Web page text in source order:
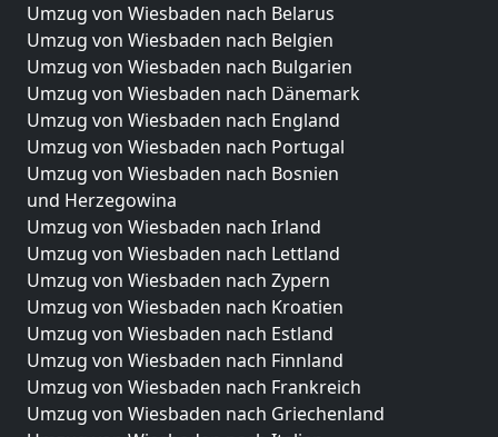
Umzug von Wiesbaden nach Belarus
Umzug von Wiesbaden nach Belgien
Umzug von Wiesbaden nach Bulgarien
Umzug von Wiesbaden nach Dänemark
Umzug von Wiesbaden nach England
Umzug von Wiesbaden nach Portugal
Umzug von Wiesbaden nach Bosnien
und Herzegowina
Umzug von Wiesbaden nach Irland
Umzug von Wiesbaden nach Lettland
Umzug von Wiesbaden nach Zypern
Umzug von Wiesbaden nach Kroatien
Umzug von Wiesbaden nach Estland
Umzug von Wiesbaden nach Finnland
Umzug von Wiesbaden nach Frankreich
Umzug von Wiesbaden nach Griechenland